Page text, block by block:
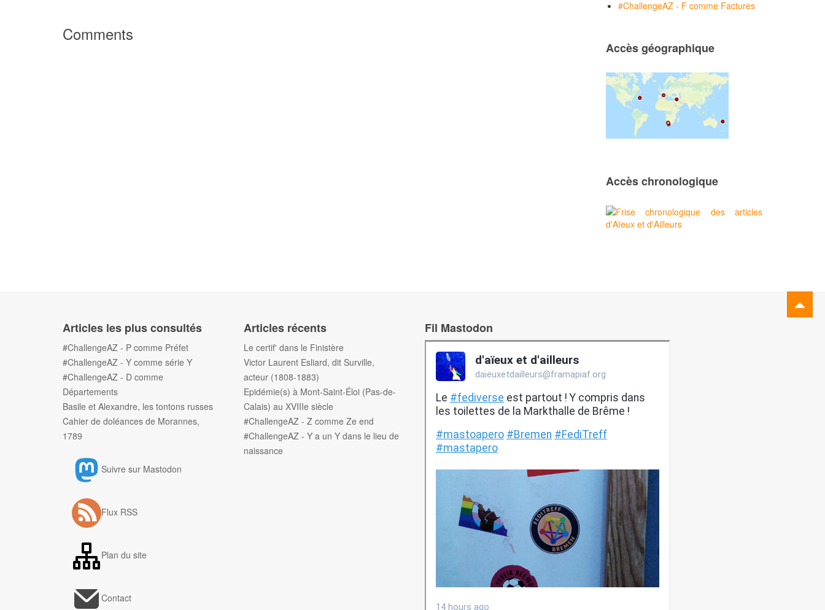
Comments
#ChallengeAZ - F comme Factures
Accès géographique
Accès chronologique
Articles les plus consultés
#ChallengeAZ - P comme Préfet
#ChallengeAZ - Y comme série Y
#ChallengeAZ - D comme
Départements
Basile et Alexandre, les tontons russes
Cahier de doléances de Morannes,
1789
Suivre sur Mastodon
Flux RSS
Plan du site
Contact
Articles récents
Le certif' dans le Finistère
Victor Laurent Esliard, dit Surville,
acteur (1808-1883)
Epidémie(s) à Mont-Saint-Éloi (Pas-de-
Calais) au XVIIIe siècle
#ChallengeAZ - Z comme Ze end
#ChallengeAZ - Y a un Y dans le lieu de
naissance
Fil Mastodon